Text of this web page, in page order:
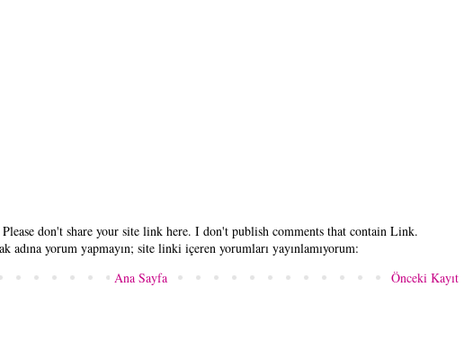
don't share your site link here. I don't publish comments that contain Link.
yorum yapmayın; site linki içeren yorumları yayınlamıyorum:
Önceki Kayıt
Ana Sayfa